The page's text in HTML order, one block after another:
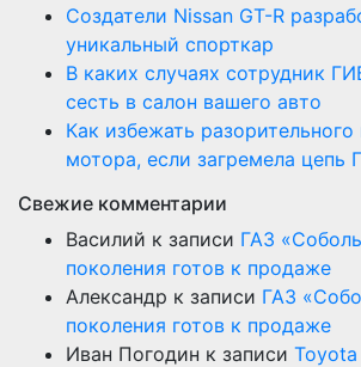
Создатели Nissan GT-R
уникальный спорткар
В каких случаях сотрудник
сесть в салон вашего авто
Как избежать
мотора, если загремела цепь
Свежие комментарии
Василий к записи ГАЗ
поколения готов к продаже
Александр к записи ГАЗ
поколения готов к продаже
Иван Погодин к записи